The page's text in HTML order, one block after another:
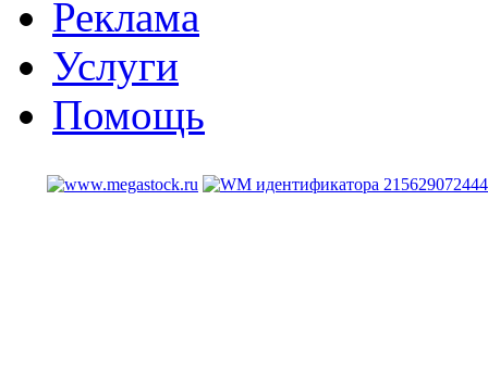
Реклама
Услуги
Помощь